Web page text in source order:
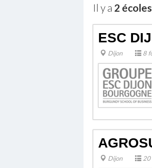
Il y a 2 écoles
ESC
Dijon 8
Dijon